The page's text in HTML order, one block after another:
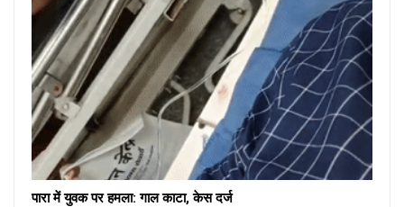
पारा में युवक पर हमला: गाल काटा, केस दर्ज